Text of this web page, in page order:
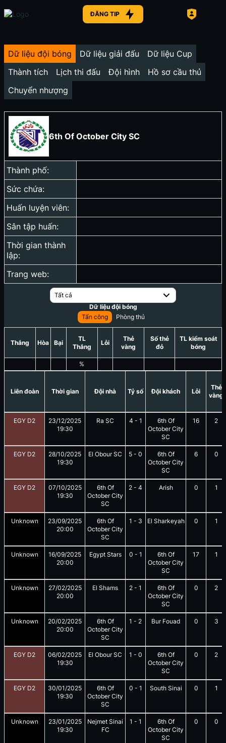
ĐĂNG TIP
Dữ liệu đội bóng Dữ liệu giải đấu
Dữ liệu Cup
Thành tích
Lịch thi đấu Đội hình
Hồ sơ cầu thủ
Chuyển nhượng
6th Of October City SC
Thành phố:
Sức chứa:
Huấn luyện viên:
Sân tập huấn:
Thời gian thành
lập:
Trang web:
Tất cả
Dữ liệu đội bóng
Tấn công
Phòng thủ
Thắng Hòa Bại
TL
Thắng
%
Lỗi
Thẻ
vàng
Số thẻ
đỏ
TL kiểm soát
bóng
Liên đoàn Thời gian Đội nhà Tỷ số Đội khách Lỗi
Thẻ
vàng
EGY D2
23/12/2025
19:30
Ra SC 4 - 1
6th Of
October City
SC
16 2
EGY D2
28/10/2025
19:30
El Obour SC 5 - 0
6th Of
October City
SC
6 0
EGY D2
07/10/2025
19:30
6th Of
October City
SC
2 - 4 Arish 0 1
Unknown
23/09/2025
20:00
6th Of
October City
SC
1 - 3 El Sharkeyah 0 1
Unknown
16/09/2025
20:00
Egypt Stars 0 - 1
6th Of
October City
SC
17 1
Unknown
27/02/2025
20:00
El Shams 2 - 1
6th Of
October City
SC
0 2
Unknown
20/02/2025
20:00
6th Of
October City
SC
1 - 2 Bur Fouad 0 3
EGY D2
06/02/2025
19:30
El Obour SC 1 - 0
6th Of
October City
SC
0 2
EGY D2
30/01/2025
19:30
6th Of
October City
SC
0 - 1 South Sinai 0 1
Unknown
23/01/2025
19:30
Nejmet Sinai
FC
1 - 1
6th Of
October City
SC
0 0